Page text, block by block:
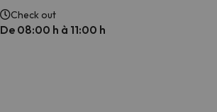
Check out
De 08:00 h à 11:00 h